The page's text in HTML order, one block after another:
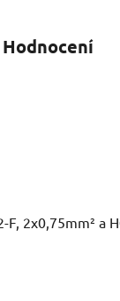
Hodnocení
2x0,75mm² a